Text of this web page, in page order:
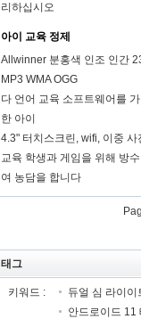
리하십시오
아이 교육 정제
Allwinner 분홍색 인조 인간
MP3 WMA OGG
다 언어 교육 소프트웨어를
한 아이
4.3" 터치스크린, wifi, 이중
교육 학생과 게임을 위해 방
여 농담을 합니다
태그
키워드 : 듀얼 심 라이이
안드로이드 11